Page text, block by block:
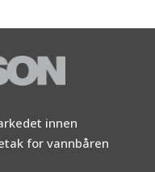
innen
for vannbåren